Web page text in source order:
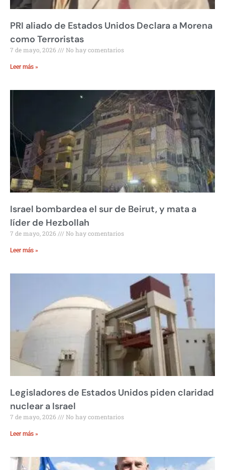
PRI aliado de Estados Unidos Declara a Morena
como Terroristas
7 de mayo, 2026 No hay comentarios
Leer más »
Israel bombardea el sur de Beirut, y mata a
líder de Hezbollah
7 de mayo, 2026 No hay comentarios
Leer más »
Legisladores de Estados Unidos piden claridad
nuclear a Israel
7 de mayo, 2026 No hay comentarios
Leer más »